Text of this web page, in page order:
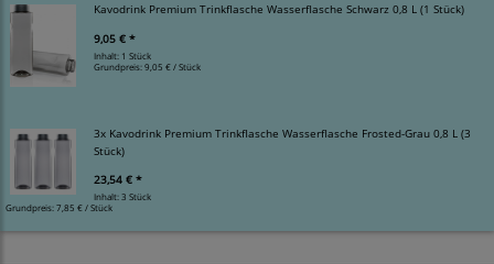
Kavodrink Premium Trinkflasche Wasserflasche Schwarz 0,8 L (1 Stück)
9,05 € *
Inhalt: 1 Stück
Grundpreis:9,05 € / Stück
3x Kavodrink Premium Trinkflasche Wasserflasche Frosted-Grau 0,8 L (3
Stück)
23,54 € *
Inhalt: 3 Stück
Grundpreis:7,85 € / Stück